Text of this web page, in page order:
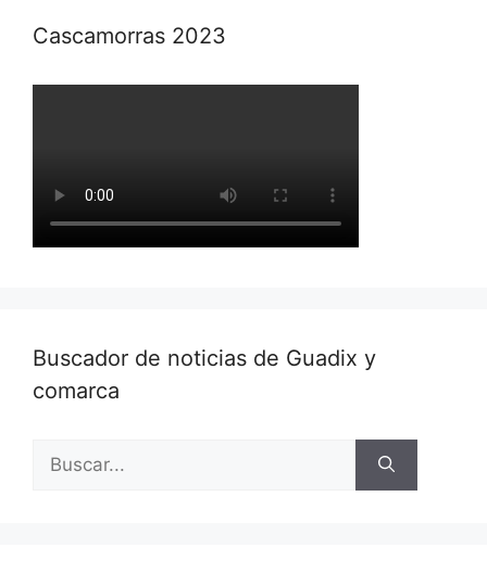
Cascamorras 2023
Buscador de noticias de Guadix y
comarca